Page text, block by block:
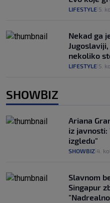
LIFESTYLE 5.
Nekad ga
nekoliko
LIFESTYLE 5.
SHOWBIZ
Ariana
iz javnosti:
izgledu"
SHOWBIZ 4. kol.
Slavnom
Singapur